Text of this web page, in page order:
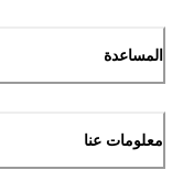
المساعدة
معلومات عنا